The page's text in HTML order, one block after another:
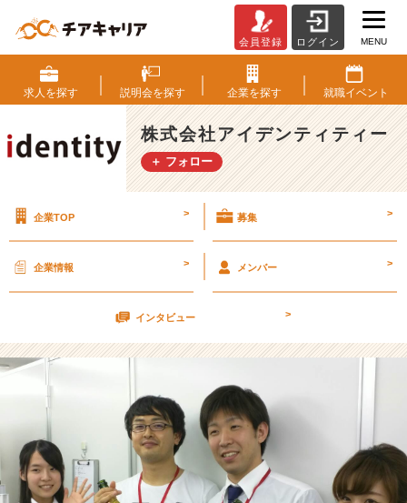
日
は
当
社
の
マ
ト
ラ
ク
誕
生
日！！
【株
式
会
会員登録 ログイン MENU
求人を探す 説明会を探す 企業を探す 就職イベント
株式会社アイデンティティー
＋ フォロー
企業TOP > 募集 >
企業情報 > メンバー >
インタビュー >